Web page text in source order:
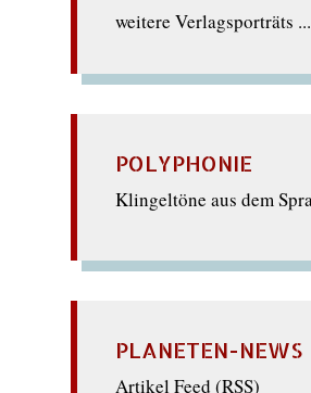
weitere Verlagsporträts ...
POLYPHONIE
Klingeltöne aus dem
PLANETEN-NEWS
Artikel Feed (RSS)